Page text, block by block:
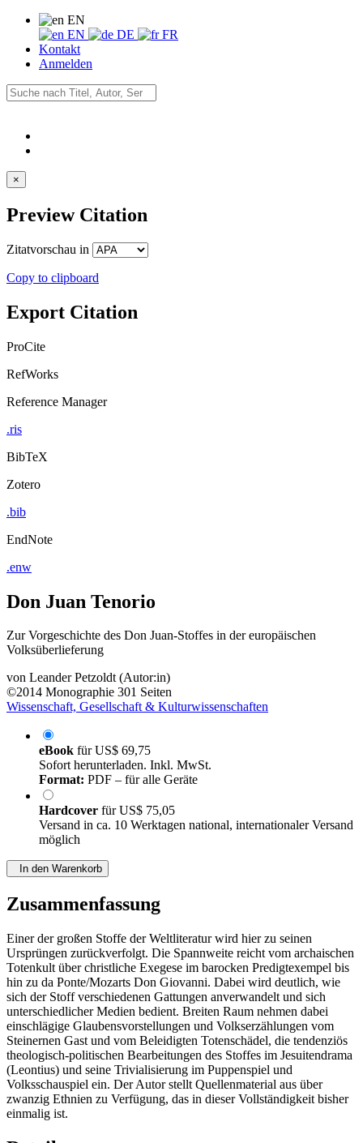
EN
EN
DE
FR
Kontakt
Anmelden
×
Preview Citation
Zitatvorschau in
Copy to clipboard
Export Citation
ProCite
RefWorks
Reference Manager
.ris
BibTeX
Zotero
.bib
EndNote
.enw
Don Juan Tenorio
Zur Vorgeschichte des Don Juan-Stoffes in der europäischen
Volksüberlieferung
von Leander Petzoldt (Autor:in)
©2014 Monographie 301 Seiten
Wissenschaft, Gesellschaft & Kulturwissenschaften
eBook fürUS$ 69,75
Sofort herunterladen. Inkl. MwSt.
Format: PDF – für alle Geräte
Hardcover fürUS$ 75,05
Versand in ca. 10 Werktagen national, internationaler Versand
möglich
In den Warenkorb
Zusammenfassung
Einer der großen Stoffe der Weltliteratur wird hier zu seinen
Ursprüngen zurückverfolgt. Die Spannweite reicht vom archaischen
Totenkult über christliche Exegese im barocken Predigtexempel bis
hin zu da Ponte/Mozarts Don Giovanni. Dabei wird deutlich, wie
sich der Stoff verschiedenen Gattungen anverwandelt und sich
unterschiedlicher Medien bedient. Breiten Raum nehmen dabei
einschlägige Glaubensvorstellungen und Volkserzählungen vom
Steinernen Gast und vom Beleidigten Totenschädel, die tendenziös
theologisch-politischen Bearbeitungen des Stoffes im Jesuitendrama
(Leontius) und seine Trivialisierung im Puppenspiel und
Volksschauspiel ein. Der Autor stellt Quellenmaterial aus über
zwanzig Ethnien zu Verfügung, das in dieser Vollständigkeit bisher
einmalig ist.